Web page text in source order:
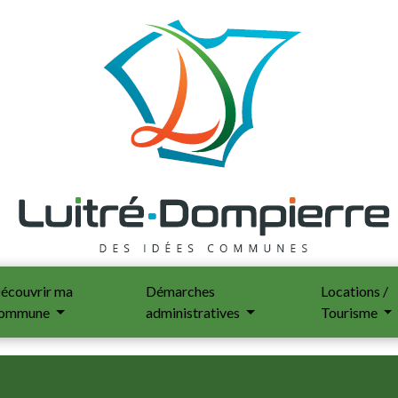
ma
Démarches
administratives
Locations /
Tourisme